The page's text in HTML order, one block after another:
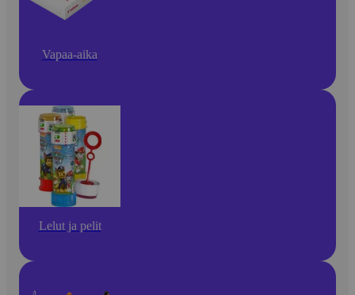
Vapaa-aika
Lelut ja pelit